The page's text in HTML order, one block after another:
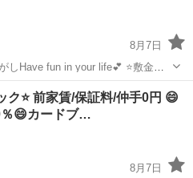
8月7日
fun in your life💕 ⭐️敷金礼
ントあり ⭐️初期費用分割対応 💕気
引っ越し...
ク⭐️ 前家賃/保証料/仲手0円 😄
😄カードブ…
8月7日